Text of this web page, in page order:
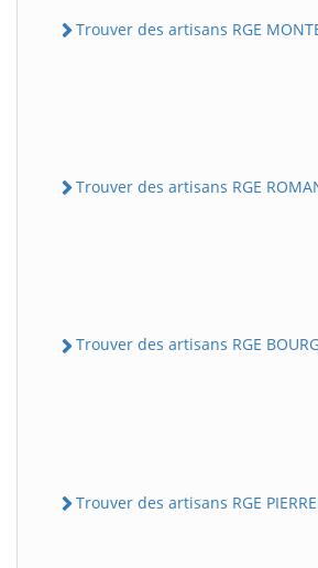
Trouver des artisans RGE
Trouver des artisans RGE
Trouver des artisans RGE
Trouver des artisans RGE